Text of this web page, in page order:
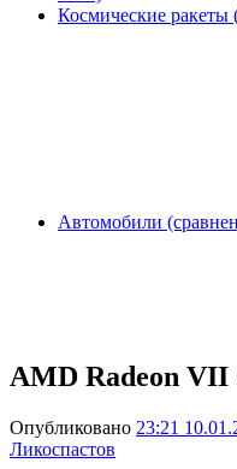
Космические ракеты
Автомобили
AMD Radeon VII
Опубликовано 23:21
Ликоспастов